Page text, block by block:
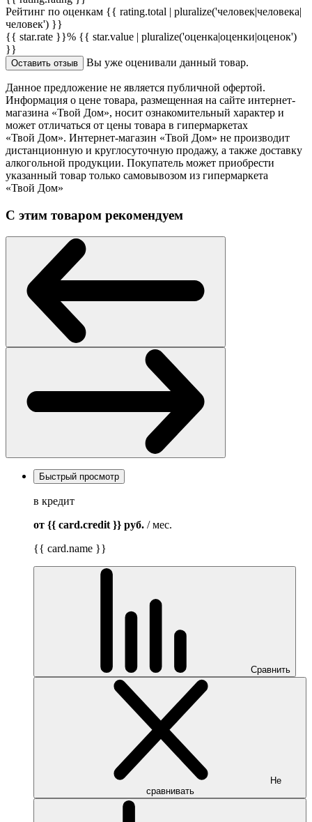
Рейтинг по оценкам {{ rating.total | pluralize('человек|человека|
человек') }}
{{ star.rate }}% {{ star.value | pluralize('оценка|оценки|оценок')
}}
Оставить отзыв Вы уже оценивали данный товар.
Данное предложение не является публичной офертой.
Информация о цене товара, размещенная на сайте интернет-
магазина «Твой Дом», носит ознакомительный характер и
может отличаться от цены товара в гипермаркетах
«Твой Дом». Интернет-магазин «Твой Дом» не производит
дистанционную и круглосуточную продажу, а также доставку
алкогольной продукции. Покупатель может приобрести
указанный товар только самовывозом из гипермаркета
«Твой Дом»
С этим товаром рекомендуем
Быстрый просмотр
в кредит
от {{ card.credit }} руб. / мес.
{{ card.name }}
Сравнить
Не
сравнивать